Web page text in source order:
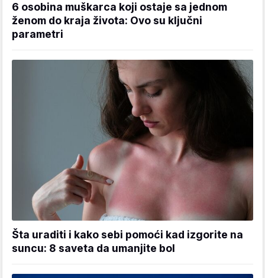
6 osobina muškarca koji ostaje sa jednom
ženom do kraja života: Ovo su ključni
parametri
Šta uraditi i kako sebi pomoći kad izgorite na
suncu: 8 saveta da umanjite bol